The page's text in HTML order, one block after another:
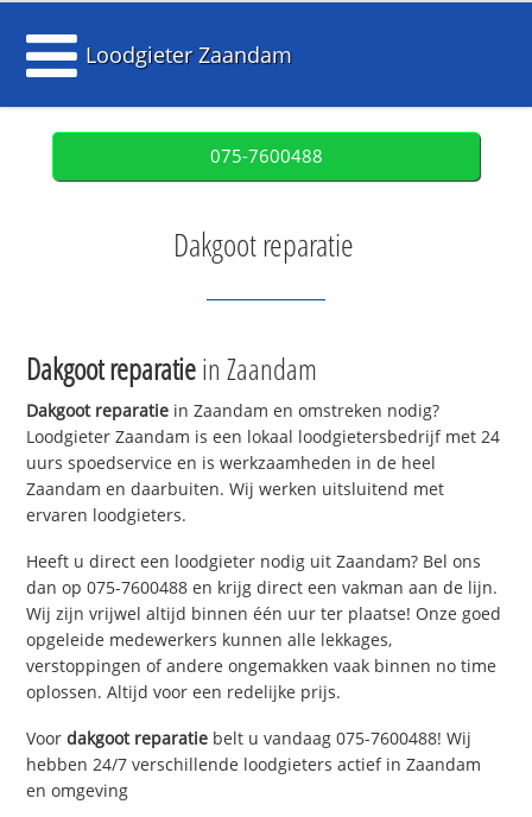
Loodgieter Zaandam
075-7600488
Dakgoot reparatie
Dakgoot reparatiein Zaandam
Dakgoot reparatie in Zaandam en omstreken nodig?
Loodgieter Zaandam is een lokaal loodgietersbedrijf met 24
uurs spoedservice en is werkzaamheden in de heel
Zaandam en daarbuiten. Wij werken uitsluitend met
ervaren loodgieters.
Heeft u direct een loodgieter nodig uit Zaandam? Bel ons
dan op 075-7600488 en krijg direct een vakman aan de lijn.
Wij zijn vrijwel altijd binnen één uur ter plaatse! Onze goed
opgeleide medewerkers kunnen alle lekkages,
verstoppingen of andere ongemakken vaak binnen no time
oplossen. Altijd voor een redelijke prijs.
Voordakgoot reparatie belt u vandaag 075-7600488! Wij
hebben 24/7 verschillende loodgieters actief in Zaandam
en omgeving